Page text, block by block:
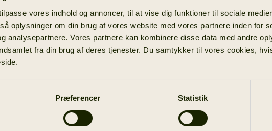
vores indhold og annoncer, til at vise dig funktioner til sociale
oplysninger om din brug af vores website med vores partnere inden for
analysepartnere. Vores partnere kan kombinere disse data med andre
fra din brug af deres tjenester. Du samtykker til vores cookies,
Præferencer Statistik